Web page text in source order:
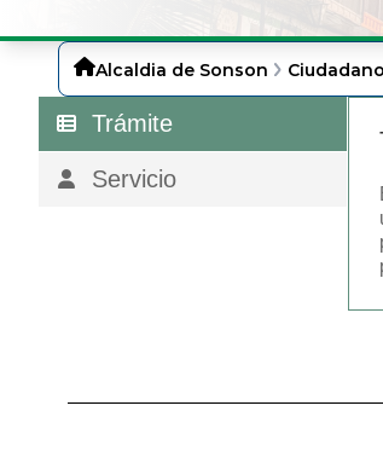
Alcaldia de Sonson
Trámite
Servicio